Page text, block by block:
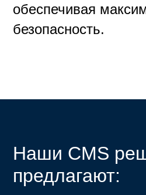
обеспечивая
безопасность.
Наши CMS
предлагают: